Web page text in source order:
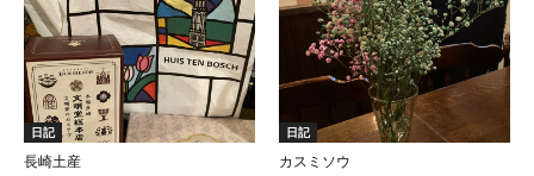
日記
長崎土産
日記
カスミソウ